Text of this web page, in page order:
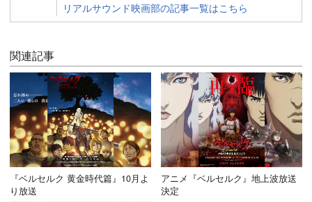
リアルサウンド映画部の記事一覧はこちら
関連記事
『ベルセルク 黄金時代篇』10月よ
り放送
アニメ『ベルセルク』地上波放送
決定